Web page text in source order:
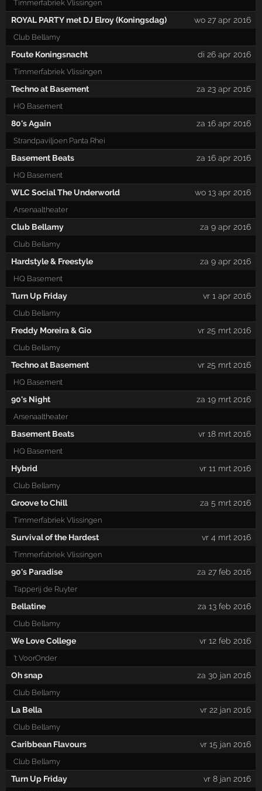
Timmerfabriek Vlissingen
ROYAL PARTY met DJ Elroy (Koningsdag) wo 27 apr 2016
Club Bellamy
Foute Koningsnacht di 26 apr 2016
Timmerfabriek Vlissingen
Techno at Basement za 23 apr 2016
HQ Basement
80's Again za 16 apr 2016
Strandpaviljoen Panta Rhei
Basement Beats za 16 apr 2016
HQ Basement
WLC Social The Underworld wo 13 apr 2016
Arsenaaltheater
Club Bellamy za 9 apr 2016
Club Bellamy
Hardstyle & Freestyle za 9 apr 2016
HQ Basement
Turn Up Friday vr 1 apr 2016
Club Bellamy
Freddy Moreira & Gio vr 25 mrt 2016
Club Bellamy
Techno at Basement vr 25 mrt 2016
HQ Basement
90's Night za 19 mrt 2016
Arsenaaltheater
Basement Beats vr 18 mrt 2016
HQ Basement
Hybrid vr 11 mrt 2016
Club Bellamy
Groove to Chill za 5 mrt 2016
Timmerfabriek Vlissingen
Survival of the Hardest vr 4 mrt 2016
Timmerfabriek Vlissingen
90's Paradise za 27 feb 2016
Tapperij de Ruyter
Bellatine za 13 feb 2016
Club Bellamy
We Love College vr 12 feb 2016
't VoorOnder
Oh snap za 30 jan 2016
Club Bellamy
La Bella vr 22 jan 2016
Club Bellamy
Caribbean Flavours vr 15 jan 2016
Club Bellamy
Turn Up Friday vr 8 jan 2016